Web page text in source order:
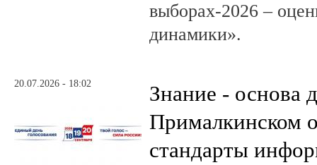
выборах-2026 –
динамики».
20.07.2026 - 18:02
Знание - основа
Прималкинском
стандарты